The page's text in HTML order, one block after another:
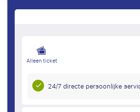
Alleen ticket
24/7 directe persoonlijke